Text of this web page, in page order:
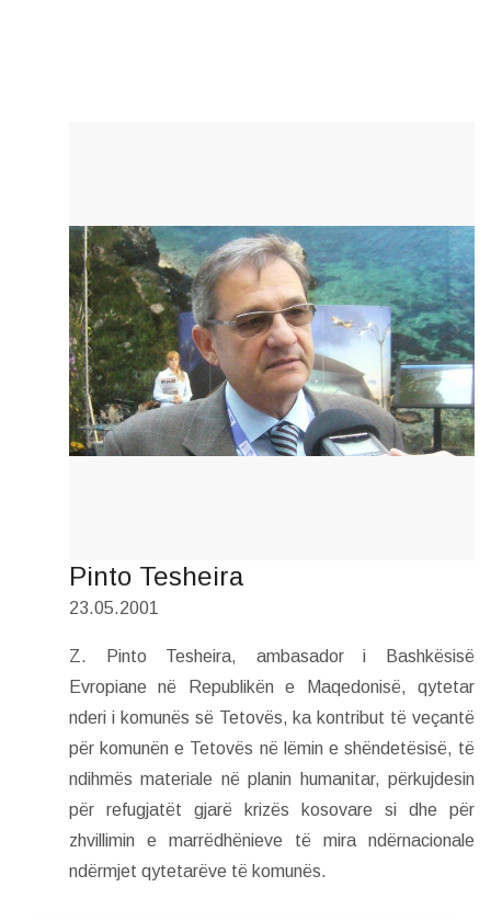
Pinto Tesheira
23.05.2001
Z. Pinto Tesheira, ambasador i Bashkësisë
Evropiane në Republikën e Maqedonisë, qytetar
nderi i komunës së Tetovës, ka kontribut të veçantë
për komunën e Tetovës në lëmin e shëndetësisë, të
ndihmës materiale në planin humanitar, përkujdesin
për refugjatët gjarë krizës kosovare si dhe për
zhvillimin e marrëdhënieve të mira ndërnacionale
ndërmjet qytetarëve të komunës.